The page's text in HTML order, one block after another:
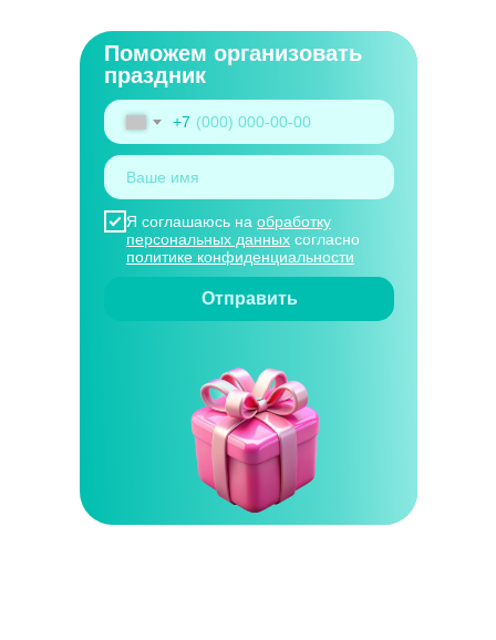
Поможем организовать
праздник
+7
Я соглашаюсь на обработку
персональных данных согласно
политике конфиденциальности
Отправить